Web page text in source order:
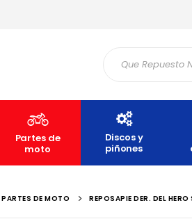
Partes de
moto
Discos y
piñones
PARTES DE MOTO REPOSAPIE DER. DEL